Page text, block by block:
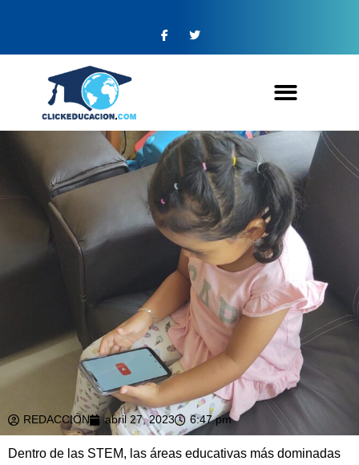
REDACCIÓN abril 27, 2023 6:47 pm
Dentro de las STEM, las áreas educativas más dominadas